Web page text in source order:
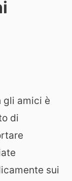
gli amici è
di
sui